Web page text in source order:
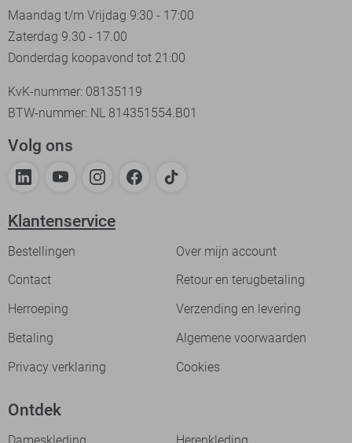
Maandag t/m Vrijdag 9:30 - 17:00
Zaterdag 9.30 - 17.00
Donderdag koopavond tot 21:00
KvK-nummer: 08135119
BTW-nummer: NL 814351554.B01
Volg ons
Klantenservice
Bestellingen
Over mijn account
Contact
Retour en terugbetaling
Herroeping
Verzending en levering
Betaling
Algemene voorwaarden
Privacy verklaring
Cookies
Ontdek
Dameskleding Herenkleding